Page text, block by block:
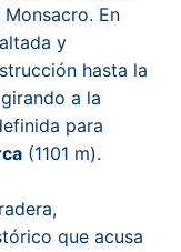
En
y
hasta la
a la
para
(1101 m).
que acusa